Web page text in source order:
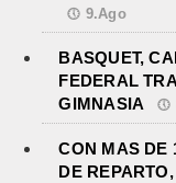
9.Ago
BASQUET,
FEDERAL
GIMNASIA
CON MAS DE
DE